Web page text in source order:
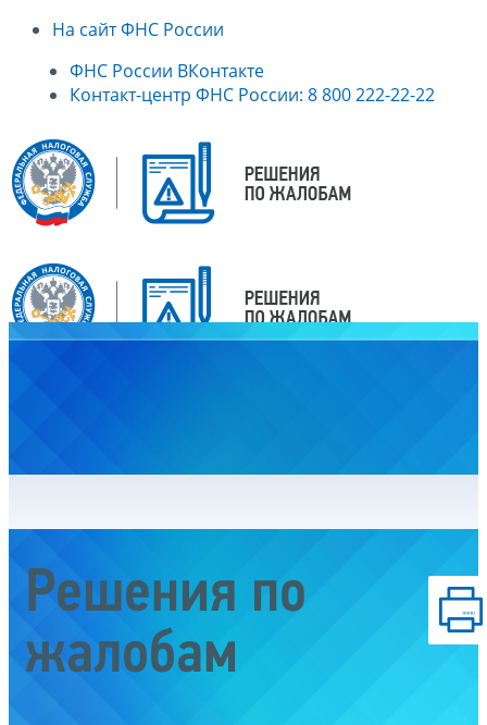
На сайт ФНС России
ФНС России ВКонтакте
Контакт-центр ФНС России: 8 800 222-22-22
Решения по
жалобам